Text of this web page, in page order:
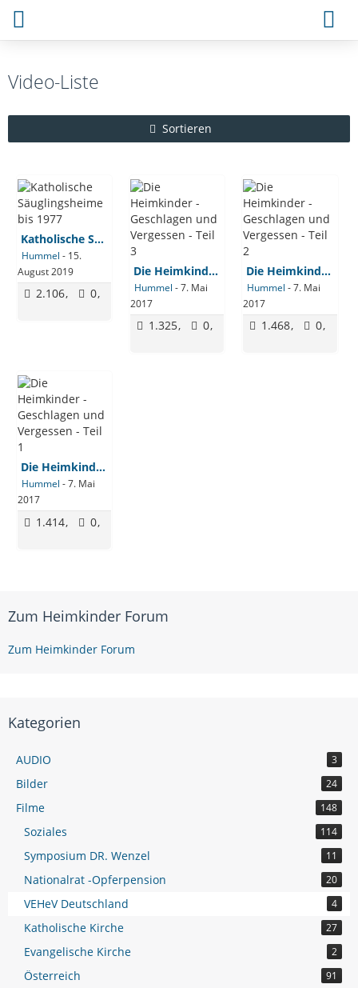
Video-Liste
Sortieren
Katholische Säuglingsheime bis 1977
Hummel - 15.
August 2019
2.106 0
Die Heimkinder - Geschlagen und Vergessen - Teil 3
Hummel -7. Mai
2017
1.325 0
Die Heimkinder - Geschlagen und Vergessen - Teil 2
Hummel -7. Mai
2017
1.468 0
Die Heimkinder - Geschlagen und Vergessen - Teil 1
Hummel -7. Mai
2017
1.414 0
Zum Heimkinder Forum
Zum Heimkinder Forum
Kategorien
AUDIO 3
Bilder 24
Filme 148
Soziales 114
Symposium DR. Wenzel 11
Nationalrat -Opferpension 20
VEHeV Deutschland 4
Katholische Kirche 27
Evangelische Kirche 2
Österreich 91